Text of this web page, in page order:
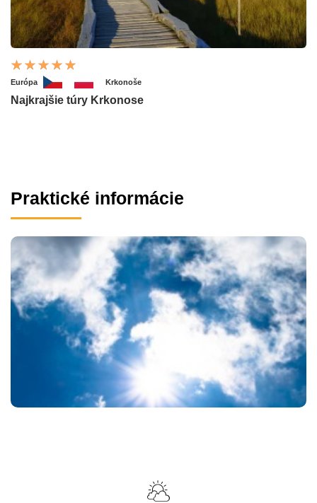
Európa Krkonoše
Najkrajšie túry Krkonose
Praktické informácie